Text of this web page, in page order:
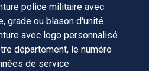
police militaire avec
grade ou blason d'unité
avec logo personnalisé
département, le numéro
de service